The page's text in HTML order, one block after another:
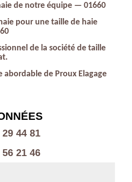
de notre équipe — 01660
pour une taille de haie
de la société de taille
abordable de Proux Elagage
44 81
21 46